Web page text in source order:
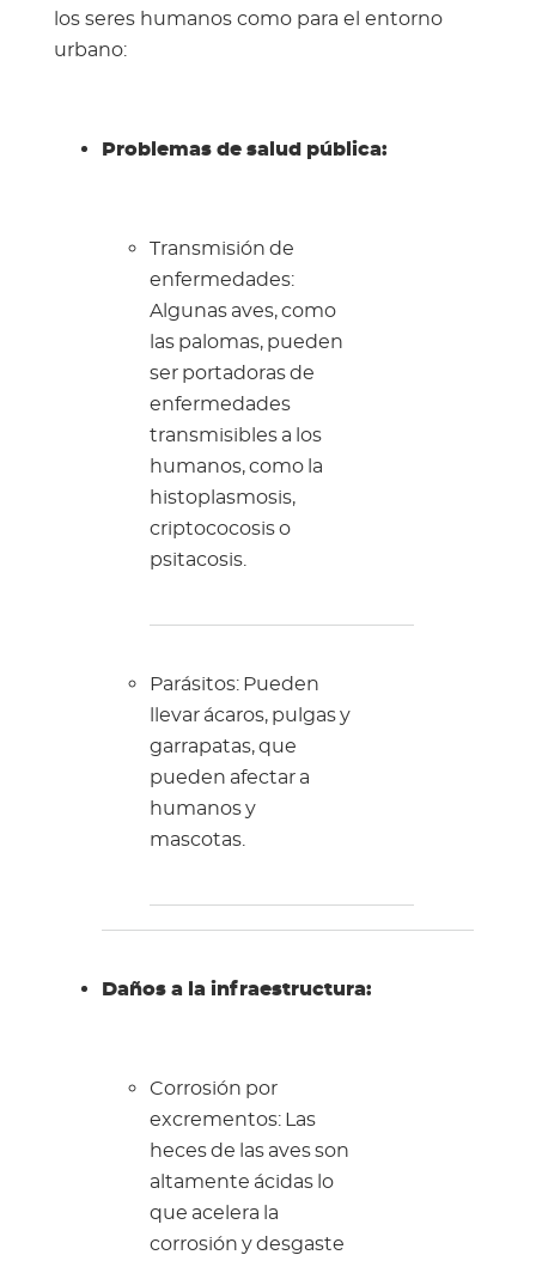
los seres humanos como para el entorno
urbano:
Problemas de salud pública:
Transmisión de
enfermedades:
Algunas aves, como
las palomas, pueden
ser portadoras de
enfermedades
transmisibles a los
humanos, como la
histoplasmosis,
criptococosis o
psitacosis.
Parásitos: Pueden
llevar ácaros, pulgas y
garrapatas, que
pueden afectar a
humanos y
mascotas.
Daños a la infraestructura:
Corrosión por
excrementos: Las
heces de las aves son
altamente ácidas lo
que acelera la
corrosión y desgaste